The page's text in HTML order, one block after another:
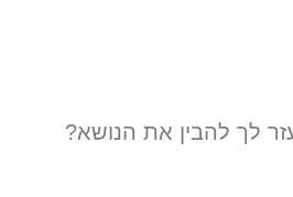
לך להבין את הנושא?